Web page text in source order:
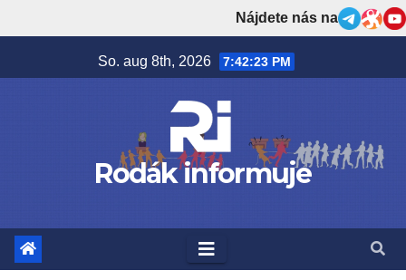
na
Nájdete nás na
So. aug 8th, 2026 7:42:24 PM
Rodák informuje